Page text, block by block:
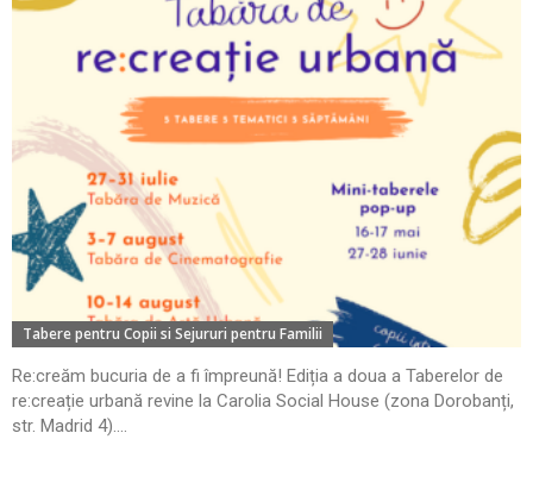
Tabere pentru Copii si Sejururi pentru Familii
Re:creăm bucuria de a fi împreună! Ediția a doua a Taberelor de
re:creație urbană revine la Carolia Social House (zona Dorobanți,
str. Madrid 4)....